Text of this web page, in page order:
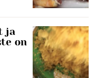
ja
on